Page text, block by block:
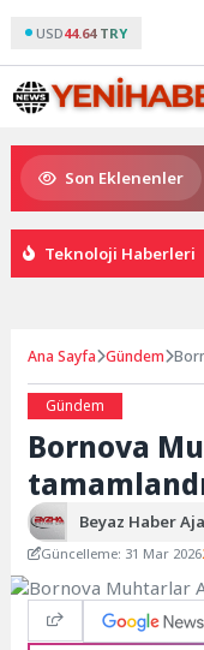
USD44.64 TRY
Son Eklenenler
Kaybetti: Kuzey
Teknoloji Haberleri
Ana Sayfa Gündem
Gündem
Bornova
Beyaz Haber
Güncelleme: 31 Mar 2026